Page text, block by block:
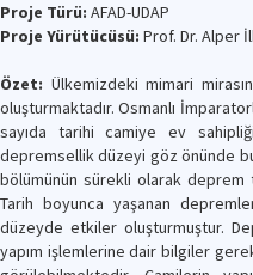
Proje Türü: AFAD-UDAP
Proje Yürütücüsü: Prof. Dr. Alper
Özet: Ülkemizdeki mimari
oluşturmaktadır. Osmanlı
sayıda tarihi camiye ev
depremsellik düzeyi göz önünde
bölümünün sürekli olarak deprem
Tarih boyunca yaşanan
düzeyde etkiler oluşturmuştur.
yapım işlemlerine dair bilgiler